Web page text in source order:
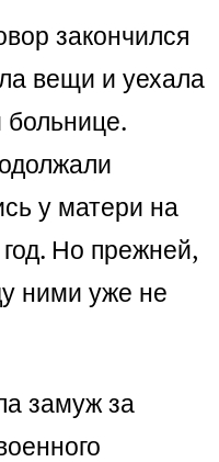
закончился
вещи и уехала
у матери на
Но прежней,
ними уже не
замуж за